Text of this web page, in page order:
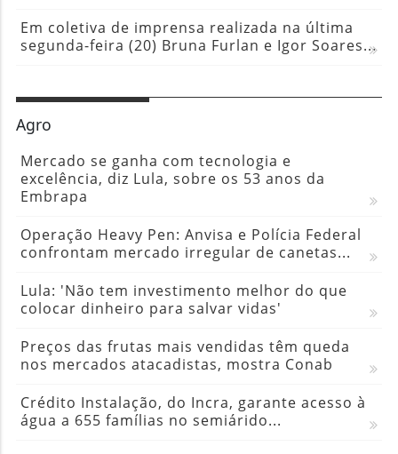
Em coletiva de imprensa realizada na última
segunda-feira (20) Bruna Furlan e Igor Soares...
Agro
Mercado se ganha com tecnologia e
excelência, diz Lula, sobre os 53 anos da
Embrapa
Operação Heavy Pen: Anvisa e Polícia Federal
confrontam mercado irregular de canetas...
Lula: 'Não tem investimento melhor do que
colocar dinheiro para salvar vidas'
Preços das frutas mais vendidas têm queda
nos mercados atacadistas, mostra Conab
Crédito Instalação, do Incra, garante acesso à
água a 655 famílias no semiárido...